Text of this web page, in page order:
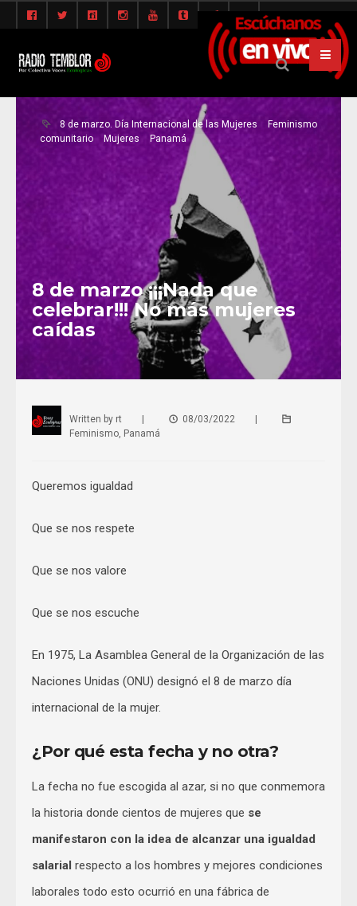
8 de marzo. Día Internacional de las Mujeres
Feminismo
comunitario
Mujeres Panamá
8 de marzo ¡¡¡Nada que
celebrar!!! No más mujeres
caídas
Written by rt | 08/03/2022
|
Feminismo Panamá
Queremos igualdad
Que se nos respete
Que se nos valore
Que se nos escuche
En 1975, La Asamblea General de la Organización de las
Naciones Unidas (ONU) designó el 8 de marzo día
internacional de la mujer.
¿Por qué esta fecha y no otra?
La fecha no fue escogida al azar, si no que conmemora
la historia donde cientos de mujeres que se
manifestaron con la idea de alcanzar una igualdad
salarial respecto a los hombres y mejores condiciones
laborales todo esto ocurrió en una fábrica de